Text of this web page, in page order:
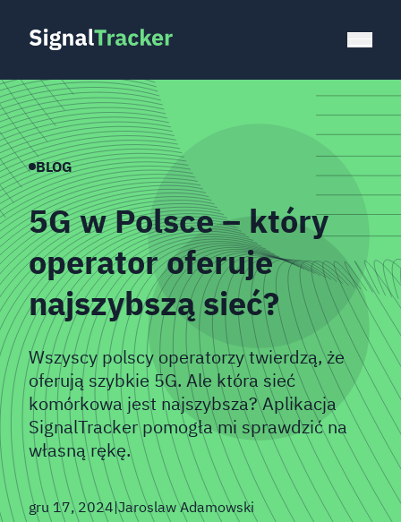
BLOG
5G w Polsce – który
operator oferuje
najszybszą sieć?
Wszyscy polscy operatorzy twierdzą, że
oferują szybkie 5G. Ale która sieć
komórkowa jest najszybsza? Aplikacja
SignalTracker pomogła mi sprawdzić na
własną rękę.
gru 17, 2024|Jaroslaw Adamowski